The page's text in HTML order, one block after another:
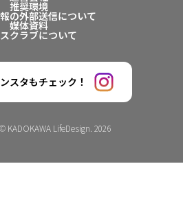
推奨環境
の外部送信について
媒体資料
クラブについて
スタもチェック！
KADOKAWA LifeDesign. 2026